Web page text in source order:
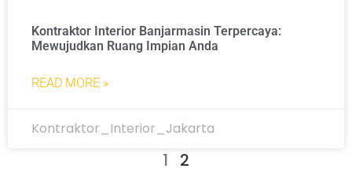
Kontraktor Interior Banjarmasin Terpercaya:
Mewujudkan Ruang Impian Anda
READ MORE »
Kontraktor_Interior_Jakarta
1 2